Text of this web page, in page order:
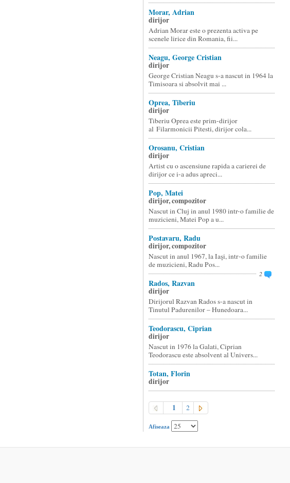
Morar, Adrian
dirijor
Adrian Morar este o prezenta activa pe
scenele lirice din Romania, fii...
Neagu, George Cristian
dirijor
George Cristian Neagu s-a nascut in 1964 la
Timisoara si absolvit mai ...
Oprea, Tiberiu
dirijor
Tiberiu Oprea este prim-dirijor
al Filarmonicii Pitesti, dirijor cola...
Orosanu, Cristian
dirijor
Artist cu o ascensiune rapida a carierei de
dirijor ce i-a adus apreci...
Pop, Matei
dirijor, compozitor
Nascut in Cluj in anul 1980 intr-o familie de
muzicieni, Matei Pop a u...
Postavaru, Radu
dirijor, compozitor
Nascut in anul 1967, la Iaşi, intr‑o familie
de muzicieni, Radu Pos...
2
Rados, Razvan
dirijor
Dirijorul Razvan Rados s-a nascut in
Tinutul Padurenilor – Hunedoara...
Teodorascu, Ciprian
dirijor
Nascut in 1976 la Galati, Ciprian
Teodorascu este absolvent al Univers...
Totan, Florin
dirijor
1 2
Afiseaza